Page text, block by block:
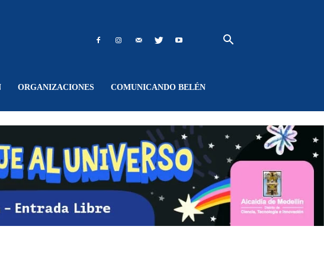
ORGANIZACIONES COMUNICANDO BELÉN